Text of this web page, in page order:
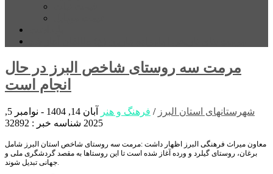
مرمت سه روستای شاخص البرز در حال
انجام است
شهرستانهای استان البرز / فرهنگ و هنر
آبان 14, 1404 - نوامبر 5,
2025 شناسه خبر : 32892
معاون میراث فرهنگی البرز اظهار داشت :مرمت سه روستای شاخص استان البرز شامل
برغان، روستای گیلرد و ورده آغاز شده است تا این روستاها به مقصد گردشگری ملی و
جهانی تبدیل شوند.